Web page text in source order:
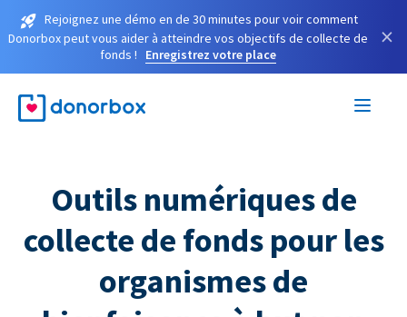
Rejoignez une démo en de 30 minutes pour voir comment
Donorbox peut vous aider à atteindre vos objectifs de collecte de
fonds !
Enregistrez votre place
×
Outils numériques de
collecte de fonds pour les
organismes de